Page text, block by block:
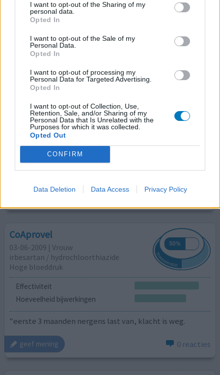
I want to opt-out of the Sharing of my
personal data.
Opted In
I want to opt-out of the Sale of my
Personal Data.
Opted In
I want to opt-out of processing my
Personal Data for Targeted Advertising.
Opted In
I want to opt-out of Collection, Use,
Retention, Sale, and/or Sharing of my
Personal Data that Is Unrelated with the
Purposes for which it was collected.
Opted Out
CONFIRM
Data Deletion Data Access Privacy Policy
geef mening
CoAprovel
irbesartan / hydrochloorthiazide
Hypertensie
Effectiviteit
Hoeveelheid bijwerkingen
Ik heb voornamelijk last van de Hydrochloorthiazide die
in de tablet zit, dat is binnen 2 uur na inname ontzettend
nodig moeten plassen. Daarnaast is blozen aan de orde
van de dag, maar dat vind ik wat minder erg.
0 reacties
CoAprovel
03-06-2009 | Vrouw
irbesartan / hydrochloorthiazide
Hoge bloeddruk
Effectiviteit
Hoeveelheid bijwerkingen
"eerste 3 maanden nergens last van, klacht is weg.
geef mening 0 reacties